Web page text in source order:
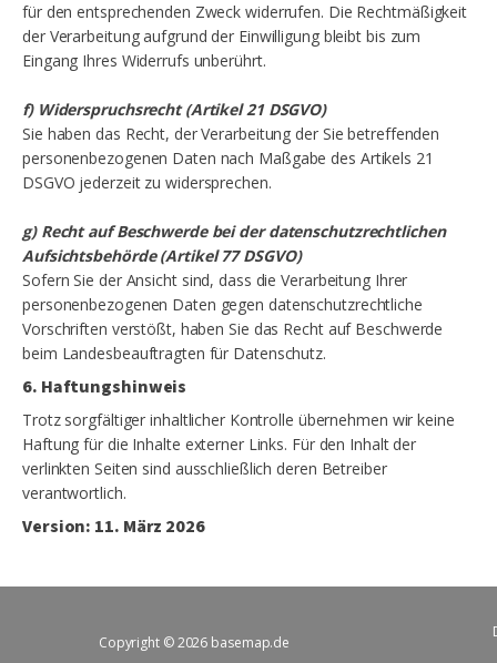
für den entsprechenden Zweck widerrufen. Die Rechtmäßigkeit
der Verarbeitung aufgrund der Einwilligung bleibt bis zum
Eingang Ihres Widerrufs unberührt.
f) Widerspruchsrecht (Artikel 21 DSGVO)
Sie haben das Recht, der Verarbeitung der Sie betreffenden
personenbezogenen Daten nach Maßgabe des Artikels 21
DSGVO jederzeit zu widersprechen.
g) Recht auf Beschwerde bei der datenschutzrechtlichen
Aufsichtsbehörde (Artikel 77 DSGVO)
Sofern Sie der Ansicht sind, dass die Verarbeitung Ihrer
personenbezogenen Daten gegen datenschutzrechtliche
Vorschriften verstößt, haben Sie das Recht auf Beschwerde
beim Landesbeauftragten für Datenschutz.
6. Haftungshinweis
Trotz sorgfältiger inhaltlicher Kontrolle übernehmen wir keine
Haftung für die Inhalte externer Links. Für den Inhalt der
verlinkten Seiten sind ausschließlich deren Betreiber
verantwortlich.
Version: 11. März 2026
Copyright © 2026 basemap.de